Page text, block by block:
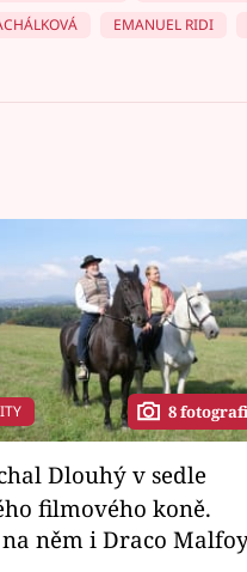
EMANUEL RIDI
8
filmového koně.
něm i Draco